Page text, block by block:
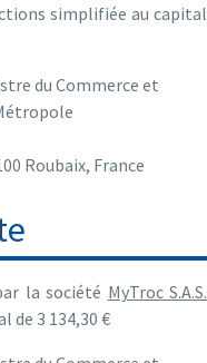
simplifiée au capital
du Commerce et
Roubaix, France
la société MyTroc S.A.S.
de 3 134,30 €